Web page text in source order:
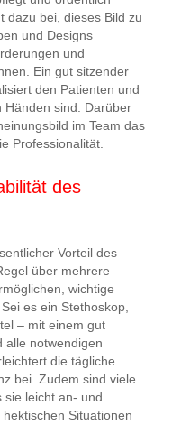
dazu bei, dieses Bild zu
und Designs
und
Ein gut sitzender
den Patienten und
Händen sind. Darüber
im Team das
Professionalität.
des
Vorteil des
über mehrere
wichtige
es ein Stethoskop,
– mit einem gut
alle notwendigen
die tägliche
bei. Zudem sind viele
sie leicht an- und
Situationen